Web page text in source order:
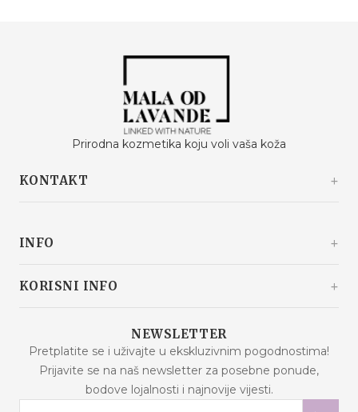
Prirodna kozmetika koju voli vaša koža
KONTAKT
Hrvatska
Pon. - Pet.: 09h - 15h
INFO
O nama
Proizvodi na sniženju
Novi proizvodi
Najprodavaniji proizvodi
KORISNI INFO
Česta pitanja
Uvjeti kupnje
Sigurnost podataka
NEWSLETTER
Pretplatite se i uživajte u ekskluzivnim pogodnostima!
Prijavite se na naš newsletter za posebne ponude,
bodove lojalnosti i najnovije vijesti.